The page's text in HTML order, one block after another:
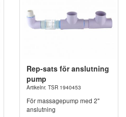
Rep-sats för anslutning
pump
Artikelnr. TSR 1940453
För massagepump med 2"
anslutning